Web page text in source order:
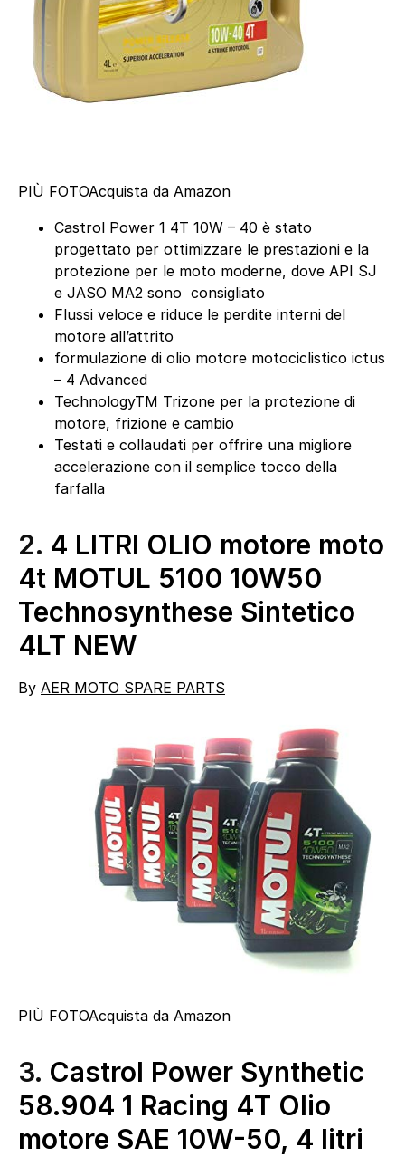
PIÙ FOTOAcquista da Amazon
Castrol Power 1 4T 10W – 40 è stato
progettato per ottimizzare le prestazioni e la
protezione per le moto moderne, dove API SJ
e JASO MA2 sono consigliato
Flussi veloce e riduce le perdite interni del
motore all’attrito
formulazione di olio motore motociclistico ictus
– 4 Advanced
TechnologyTM Trizone per la protezione di
motore, frizione e cambio
Testati e collaudati per offrire una migliore
accelerazione con il semplice tocco della
farfalla
2. 4 LITRI OLIO motore moto
4t MOTUL 5100 10W50
Technosynthese Sintetico
4LT NEW
By AER MOTO SPARE PARTS
PIÙ FOTOAcquista da Amazon
3. Castrol Power Synthetic
58.904 1 Racing 4T Olio
motore SAE 10W-50, 4 litri